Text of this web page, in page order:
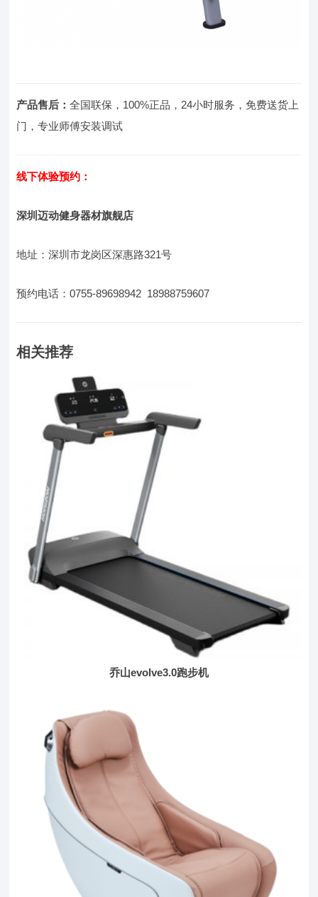
产品售后：全国联保，100%正品，24小时服务，免费送货上
门，专业师傅安装调试
线下体验预约：
深圳迈动健身器材旗舰店
地址：深圳市龙岗区深惠路321号
预约电话：0755-89698942 18988759607
相关推荐
乔山evolve3.0跑步机